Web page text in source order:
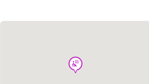
wellness